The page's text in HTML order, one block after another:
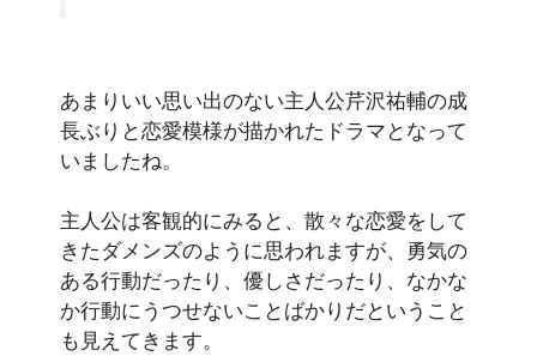
あまりいい思い出のない主人公芹沢祐輔の成
長ぶりと恋愛模様が描かれたドラマとなって
いましたね。
主人公は客観的にみると、散々な恋愛をして
きたダメンズのように思われますが、勇気の
ある行動だったり、優しさだったり、なかな
か行動にうつせないことばかりだということ
も見えてきます。